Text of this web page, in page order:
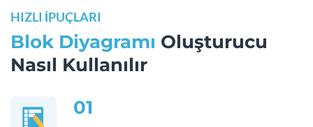
HIZLI İPUÇLARI
Blok Diyagramı Oluşturucu
Nasıl Kullanılır
01